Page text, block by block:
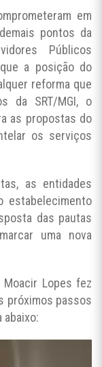
em
pontos da
Públicos
a posição do
reforma que
da SRT/MGI, o
as propostas do
os serviços
as entidades
estabelecimento
das pautas
uma nova
Moacir Lopes fez
próximos passos